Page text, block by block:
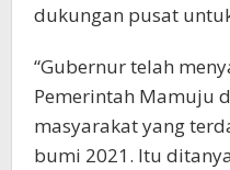
dukungan pusat
“Gubernur telah
Pemerintah Mamuju
masyarakat yang
bumi 2021. Itu